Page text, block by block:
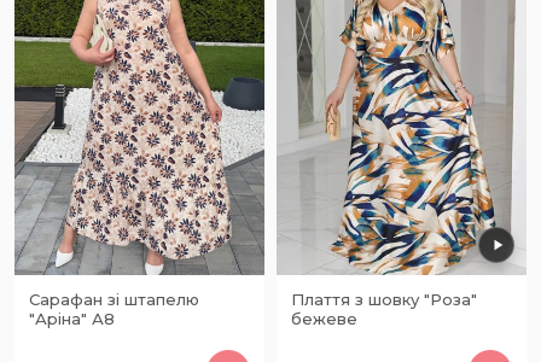
Сарафан зі штапелю
"Аріна" А8
Плаття з шовку "Роза"
бежеве